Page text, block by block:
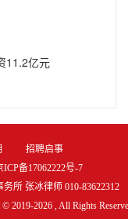
11.2亿元
招聘启事
ICP备17062222号-7
所 张冰律师 010-83622312
© 2019-2026 , All Rights